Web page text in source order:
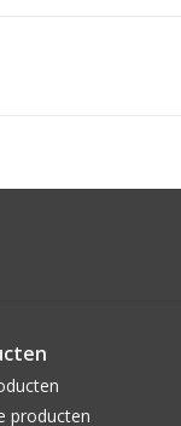
producten